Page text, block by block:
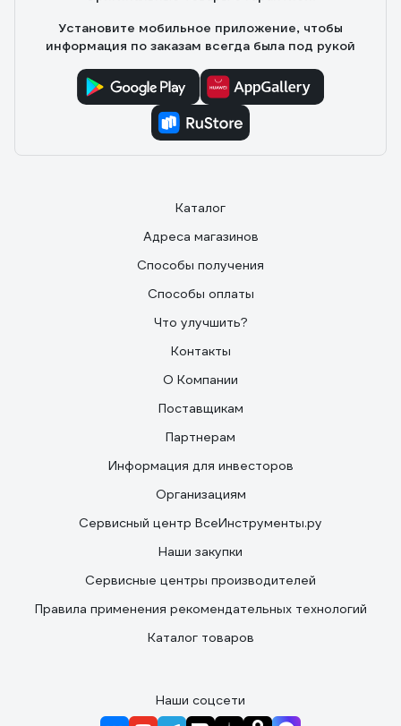
Установите мобильное приложение, чтобы
информация по заказам всегда была под рукой
Каталог
Адреса магазинов
Способы получения
Способы оплаты
Что улучшить?
Контакты
О Компании
Поставщикам
Партнерам
Информация для инвесторов
Организациям
Сервисный центр ВсеИнструменты.ру
Наши закупки
Сервисные центры производителей
Правила применения рекомендательных технологий
Каталог товаров
Наши соцсети